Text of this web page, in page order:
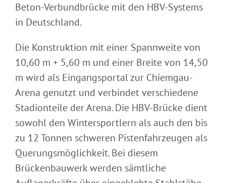
Beton-Verbundbrücke mit den HBV-Systems
in Deutschland.
Die Konstruktion mit einer Spannweite von
10,60 m + 5,60 m und einer Breite von 14,50
m wird als Eingangsportal zur Chiemgau-
Arena genutzt und verbindet verschiedene
Stadionteile der Arena. Die HBV-Brücke dient
sowohl den Wintersportlern als auch den bis
zu 12 Tonnen schweren Pistenfahrzeugen als
Querungsmöglichkeit. Bei diesem
Brückenbauwerk werden sämtliche